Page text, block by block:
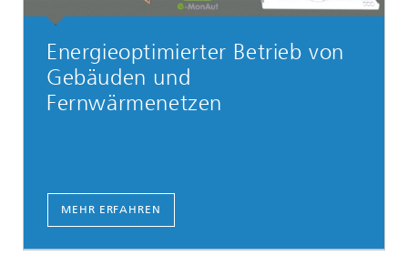
Energieoptimierter ­Betrieb von
Gebäuden und
Fernwärmenetzen
MEHR ERFAHREN